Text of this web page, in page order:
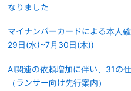
なりました
マイナンバーカードによる本人
29日(水)~7月30日(木))
AI関連の依頼増加に伴い、31の
（ランサー向け先行案内）